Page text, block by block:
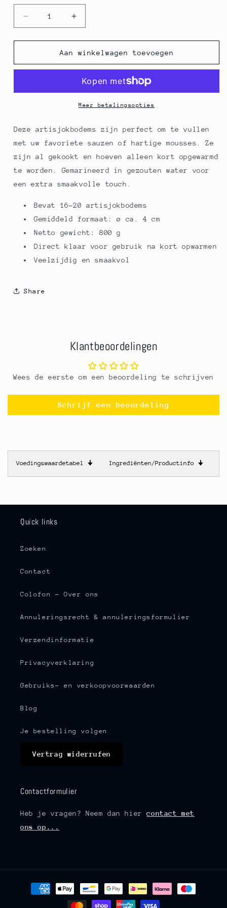
Aantal
verlagen
voor
Artisjokbodems,
16-
ø
cm,
g
Aantal
verhogen
voor
Artisjokbodems,
16-
bodems,
ø
ca.
cm,
g
Aan winkelwagen toevoegen
Meer betalingsopties
Deze artisjokbodems zijn perfect om te vullen
met uw favoriete sauzen of hartige mousses. Ze
zijn al gekookt en hoeven alleen kort opgewarmd
te worden. Gemarineerd in gezouten water voor
een extra smaakvolle touch.
Bevat 16-20 artisjokbodems
Gemiddeld formaat: ø ca. 4 cm
Netto gewicht: 800 g
Direct klaar voor gebruik na kort opwarmen
Veelzijdig en smaakvol
Share
Klantbeoordelingen
Wees de eerste om een beoordeling te schrijven
Schrijf een beoordeling
Voedingswaardetabel 🠋 Ingrediënten/Productinfo 🠋
Quick links
Zoeken
Contact
Colofon - Over ons
Annuleringsrecht & annuleringsformulier
Verzendinformatie
Privacyverklaring
Gebruiks- en verkoopvoorwaarden
Blog
Je bestelling volgen
Vertrag widerrufen
Contactformulier
Heb je vragen? Neem dan hiercontact met
ons op...
Betaalmethoden